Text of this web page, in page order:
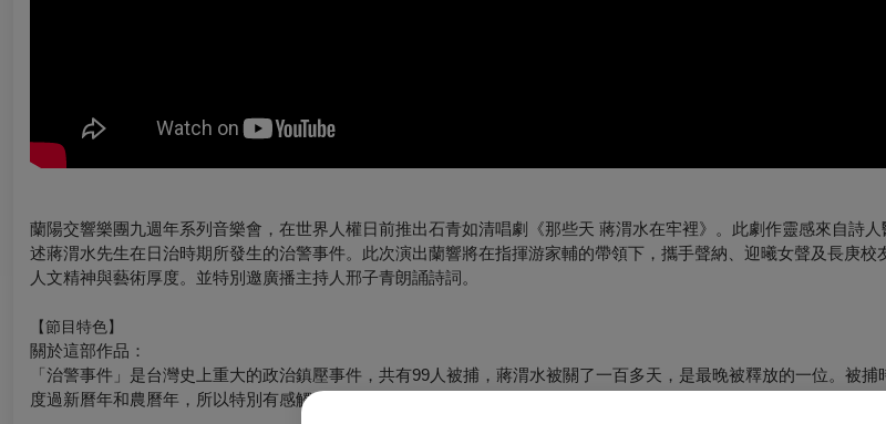
蘭陽交響樂團九週年系列音樂會，在世界人權日前推出石青如清唱劇《那些天 蔣渭水在牢裡》。此劇作靈感來自詩
述蔣渭水先生在日治時期所發生的治警事件。此次演出蘭響將在指揮游家輔的帶領下，攜手聲納、迎曦女聲及長庚校
人文精神與藝術厚度。並特別邀廣播主持人邢子青朗誦詩詞。
【節目特色】
關於這部作品：
「治警事件」是台灣史上重大的政治鎮壓事件，共有99人被捕，蔣渭水被關了一百多天，是最晚被釋放的一位。被捕
度過新曆年和農曆年，所以特別有感觸──同志不能相見、聽到獄卒責打囚徒的聲音、陰暗中渴望太陽、想念「大稻埕